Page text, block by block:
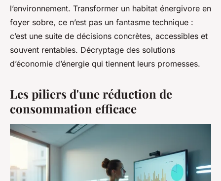
l’environnement. Transformer un habitat énergivore en
foyer sobre, ce n’est pas un fantasme technique :
c’est une suite de décisions concrètes, accessibles et
souvent rentables. Décryptage des solutions
d’économie d’énergie qui tiennent leurs promesses.
Les piliers d'une réduction de
consommation efficace